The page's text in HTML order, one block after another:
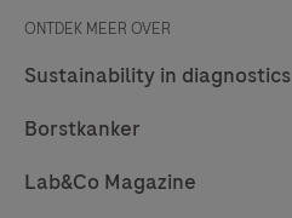
ONTDEK MEER OVER
Sustainability in diagnostics
Borstkanker
Lab&Co Magazine